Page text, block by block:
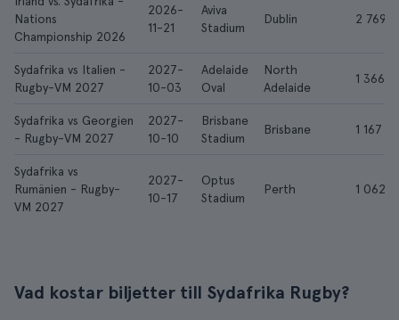
Nations
Championship 2026
2026-
11-21
Aviva
Stadium
Dublin 2 769
Sydafrika vs Italien -
Rugby-VM 2027
2027-
10-03
Adelaide
Oval
North
Adelaide
1 366 kr
Sydafrika vs Georgien
- Rugby-VM 2027
2027-
10-10
Brisbane
Stadium
Brisbane 1 167 kr
Sydafrika vs
Rumänien - Rugby-
VM 2027
2027-
10-17
Optus
Stadium
Perth 1 062 kr
Vad kostar biljetter till Sydafrika Rugby?